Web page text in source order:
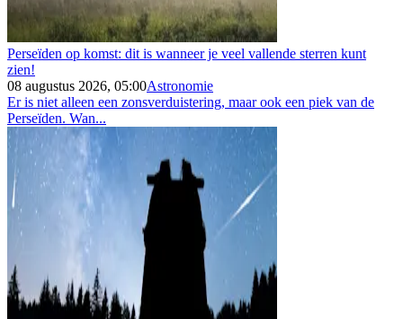
Perseïden op komst: dit is wanneer je veel vallende sterren kunt
zien!
08 augustus 2026, 05:00Astronomie
Er is niet alleen een zonsverduistering, maar ook een piek van de
Perseïden. Wan...